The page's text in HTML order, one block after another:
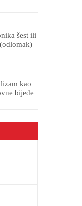
šest ili
kao
bijede